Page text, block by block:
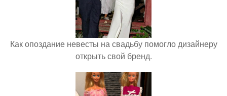
Как опоздание невесты на свадьбу помогло дизайнеру
открыть свой бренд.